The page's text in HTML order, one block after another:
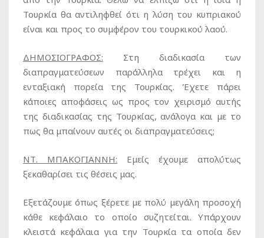
Τουρκία θα αντιληφθεί ότι η λύση του κυπριακού
είναι και προς το συμφέρον του τουρκικού λαού.
ΔΗΜΟΣΙΟΓΡΑΦΟΣ: Στη διαδικασία των
διαπραγματεύσεων παράλληλα τρέχει και η
ενταξιακή πορεία της Τουρκίας. Έχετε πάρει
κάποιες αποφάσεις ως προς τον χειρισμό αυτής
της διαδικασίας της Τουρκίας, ανάλογα και με το
πως θα μπαίνουν αυτές οι διαπραγματεύσεις;
ΝΤ. ΜΠΑΚΟΓΙΑΝΝΗ: Εμείς έχουμε απολύτως
ξεκαθαρίσει τις θέσεις μας.
Εξετάζουμε όπως ξέρετε με πολύ μεγάλη προσοχή
κάθε κεφάλαιο το οποίο συζητείται. Υπάρχουν
κλειστά κεφάλαια για την Τουρκία τα οποία δεν